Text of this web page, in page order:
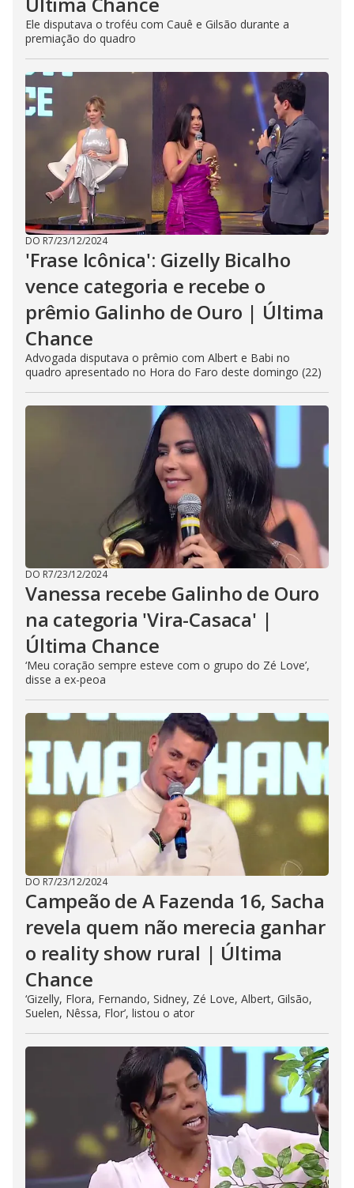
Ele disputava o troféu com Cauê e Gilsão durante a
premiação do quadro
DO R7/23/12/2024
'Frase Icônica': Gizelly Bicalho
vence categoria e recebe o
prêmio Galinho de Ouro | Última
Chance
Advogada disputava o prêmio com Albert e Babi no
quadro apresentado no Hora do Faro deste domingo (22)
DO R7/23/12/2024
Vanessa recebe Galinho de Ouro
na categoria 'Vira-Casaca' |
Última Chance
‘Meu coração sempre esteve com o grupo do Zé Love’,
disse a ex-peoa
DO R7/23/12/2024
Campeão de A Fazenda 16, Sacha
revela quem não merecia ganhar
o reality show rural | Última
Chance
‘Gizelly, Flora, Fernando, Sidney, Zé Love, Albert, Gilsão,
Suelen, Nêssa, Flor’, listou o ator